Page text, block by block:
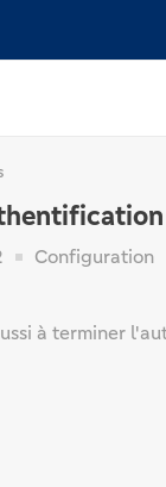
Configuration
à terminer